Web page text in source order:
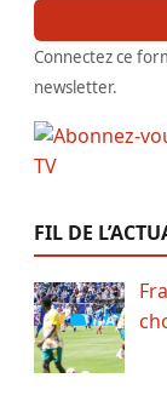
Connectez ce
newsletter.
FIL DE